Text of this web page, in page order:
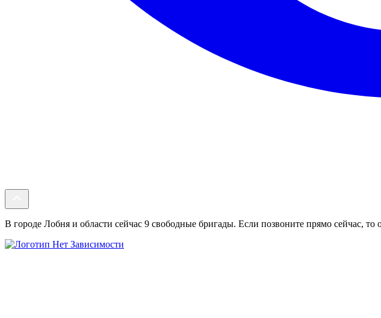
В городе Лобня и области сейчас 9 свободные бригады. Если позвоните прямо сейчас,